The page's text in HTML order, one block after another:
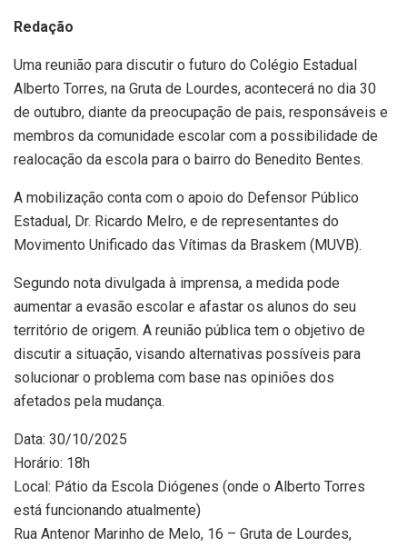
Redação
Uma reunião para discutir o futuro do Colégio Estadual
Alberto Torres, na Gruta de Lourdes, acontecerá no dia 30
de outubro, diante da preocupação de pais, responsáveis e
membros da comunidade escolar com a possibilidade de
realocação da escola para o bairro do Benedito Bentes.
A mobilização conta com o apoio do Defensor Público
Estadual, Dr. Ricardo Melro, e de representantes do
Movimento Unificado das Vítimas da Braskem (MUVB).
Segundo nota divulgada à imprensa, a medida pode
aumentar a evasão escolar e afastar os alunos do seu
território de origem. A reunião pública tem o objetivo de
discutir a situação, visando alternativas possíveis para
solucionar o problema com base nas opiniões dos
afetados pela mudança.
Data: 30/10/2025
Horário: 18h
Local: Pátio da Escola Diógenes (onde o Alberto Torres
está funcionando atualmente)
Rua Antenor Marinho de Melo, 16 – Gruta de Lourdes,